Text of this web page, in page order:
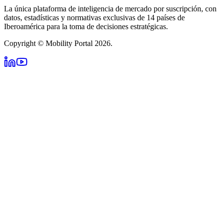
La única plataforma de inteligencia de mercado por suscripción, con
datos, estadísticas y normativas exclusivas de 14 países de
Iberoamérica para la toma de decisiones estratégicas.
Copyright © Mobility Portal 2026.